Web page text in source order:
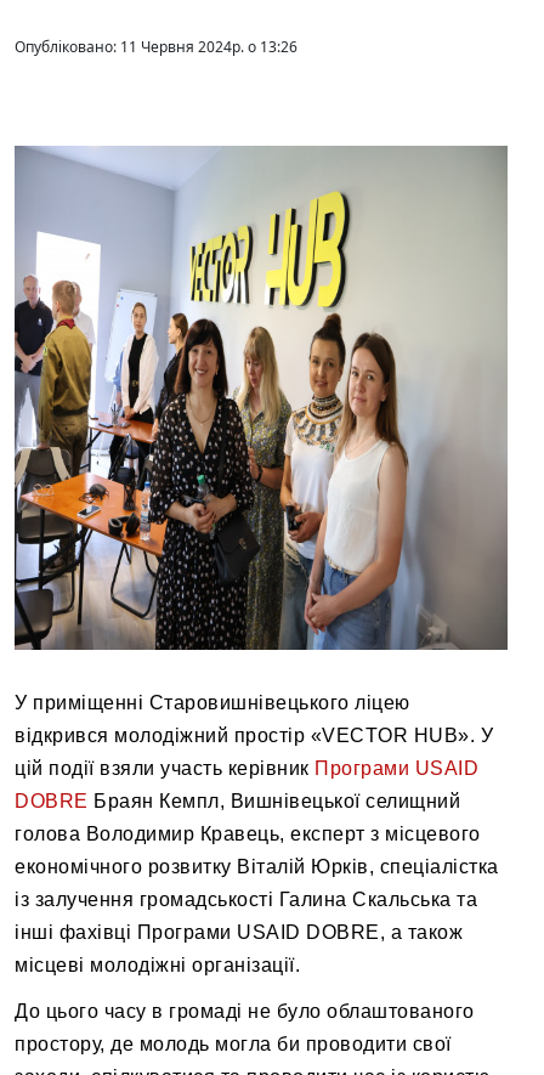
Опубліковано: 11 Червня 2024р. о 13:26
У приміщенні Старовишнівецького ліцею
відкрився молодіжний простір «VECTOR HUB». У
цій події взяли участь керівник Програми USAID
DOBRE Браян Кемпл, Вишнівецької селищний
голова Володимир Кравець, експерт з місцевого
економічного розвитку Віталій Юрків, спеціалістка
із залучення громадськості Галина Скальська та
інші фахівці Програми USAID DOBRE, а також
місцеві молодіжні організації.
До цього часу в громаді не було облаштованого
простору, де молодь могла би проводити свої